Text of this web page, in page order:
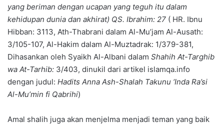
yang beriman dengan ucapan yang teguh itu dalam
kehidupan dunia dan akhirat) QS. Ibrahim: 27 ( HR. Ibnu
Hibban: 3113, Ath-Thabrani dalam Al-Mu’jam Al-Ausath:
3/105-107, Al-Hakim dalam Al-Muztadrak: 1/379-381,
Dihasankan oleh Syaikh Al-Albani dalam Shahih At-Targhib
wa At-Tarhib: 3/403, dinukil dari artikel islamqa.info
dengan judul: Hadits Anna Ash-Shalah Takunu ‘Inda Ra’si
Al-Mu’min fi Qabrihi)
Amal shalih juga akan menjelma menjadi teman yang baik